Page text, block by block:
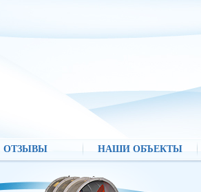
ОТЗЫВЫ НАШИ ОБЪЕКТЫ